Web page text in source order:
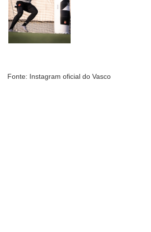
Fonte: Instagram oficial do Vasco